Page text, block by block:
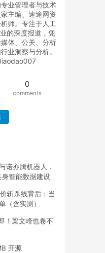
业管理者与技术
主编、速途网资
师。专注于人工
的深度报道，凭
体、公关、分析
业洞察与分析。
0
comments
诺亦腾机器人，
智能数据建设
斩杀线背后：当
（含实测）
！梁文峰也卷不
开源